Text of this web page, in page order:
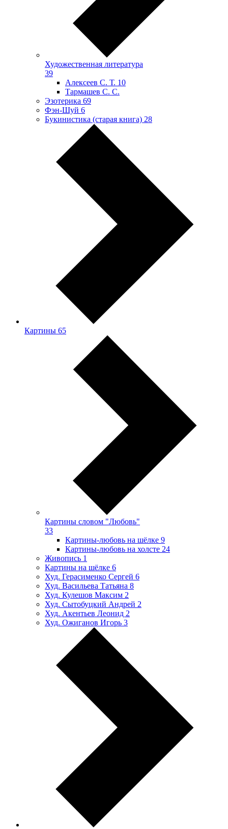
Художественная литература
39
Алексеев С. Т. 10
Тармашев С. С.
Эзотерика 69
Фэн-Шуй 6
Букинистика (старая книга) 28
Картины 65
Картины словом "Любовь"
33
Картины-любовь на шёлке 9
Картины-любовь на холсте 24
Живопись 1
Картины на шёлке 6
Худ. Герасименко Сергей 6
Худ. Васильева Татьяна 8
Худ. Кулешов Максим 2
Худ. Сытобуцкий Андрей 2
Худ. Акентьев Леонид 2
Худ. Ожиганов Игорь 3